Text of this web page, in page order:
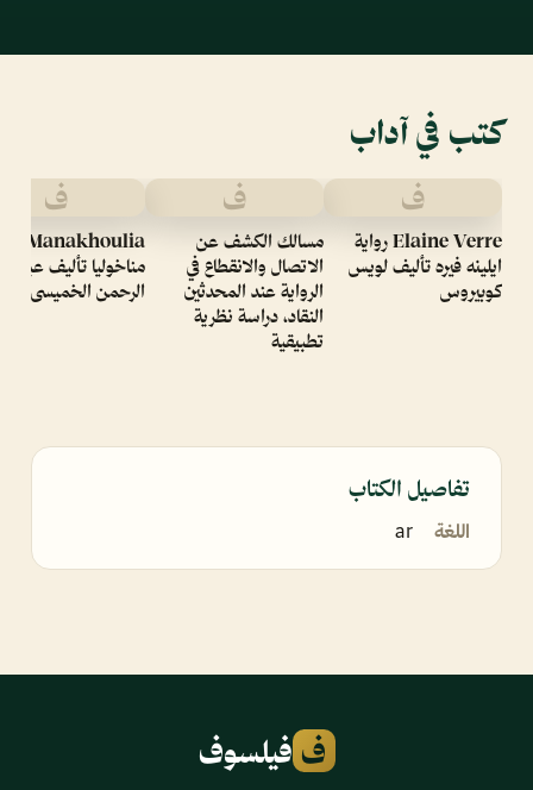
كتب في آداب
ف
Elaine Verre رواية
ايلينه فيره تأليف لويس
كوبيروس
ف
مسالك الكشف عن
الاتصال والانقطاع في
الرواية عند المحدثين
النقاد، دراسة نظرية
تطبيقية
ف
مناخوليا تأليف عبد
الرحمن الخميسى
تفاصيل الكتاب
اللغة ar
ف فيلسوف